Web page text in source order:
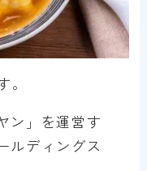
。
ン」を運営す
ルディングス